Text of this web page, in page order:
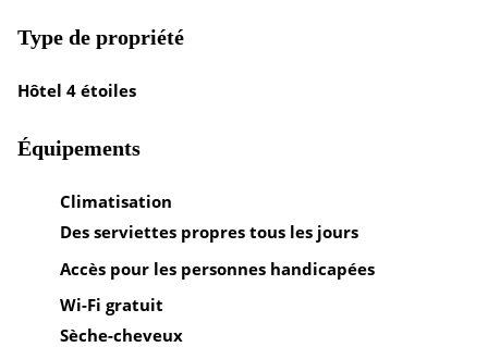
Type de propriété
Hôtel 4 étoiles
Équipements
Climatisation
Des serviettes propres tous les jours
Accès pour les personnes handicapées
Wi-Fi gratuit
Sèche-cheveux